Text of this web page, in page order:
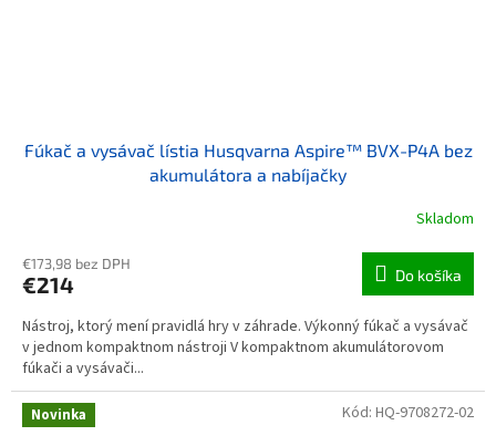
Fúkač a vysávač lístia Husqvarna Aspire™ BVX-P4A bez
akumulátora a nabíjačky
Skladom
€173,98 bez DPH
€214 Do košíka
Nástroj, ktorý mení pravidlá hry v záhrade. Výkonný fúkač a vysávač
v jednom kompaktnom nástroji V kompaktnom akumulátorovom
fúkači a vysávači...
Novinka Kód: HQ-9708272-02